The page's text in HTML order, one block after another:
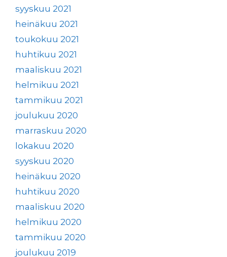
syyskuu 2021
heinäkuu 2021
toukokuu 2021
huhtikuu 2021
maaliskuu 2021
helmikuu 2021
tammikuu 2021
joulukuu 2020
marraskuu 2020
lokakuu 2020
syyskuu 2020
heinäkuu 2020
huhtikuu 2020
maaliskuu 2020
helmikuu 2020
tammikuu 2020
joulukuu 2019